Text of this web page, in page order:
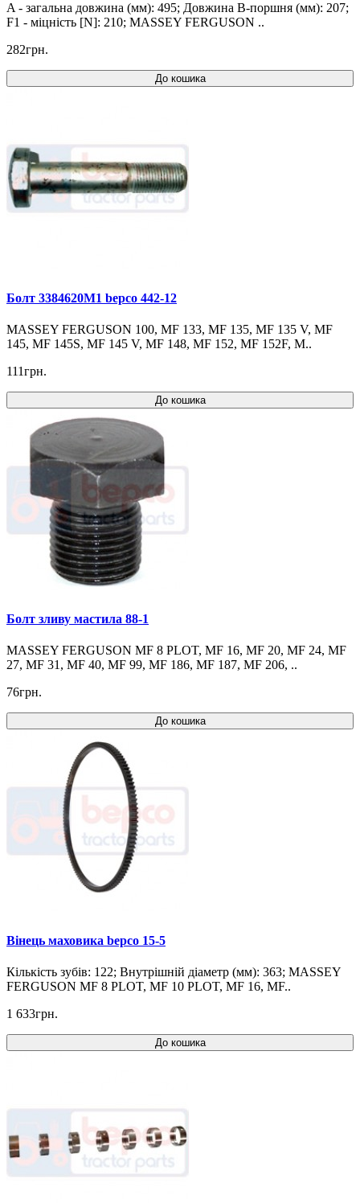
A - загальна довжина (мм): 495; Довжина B-поршня (мм): 207;
F1 - міцність [N]: 210; MASSEY FERGUSON ..
282грн.
До кошика
Болт 3384620M1 bepco 442-12
MASSEY FERGUSON 100, MF 133, MF 135, MF 135 V, MF
145, MF 145S, MF 145 V, MF 148, MF 152, MF 152F, M..
111грн.
До кошика
Болт зливу мастила 88-1
MASSEY FERGUSON MF 8 PLOT, MF 16, MF 20, MF 24, MF
27, MF 31, MF 40, MF 99, MF 186, MF 187, MF 206, ..
76грн.
До кошика
Вінець маховика bepco 15-5
Кількість зубів: 122; Внутрішній діаметр (мм): 363; MASSEY
FERGUSON MF 8 PLOT, MF 10 PLOT, MF 16, MF..
1 633грн.
До кошика